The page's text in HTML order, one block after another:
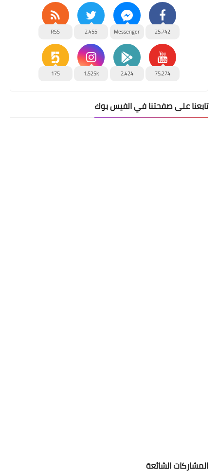
25,742
Messenger
2,455
RSS
75,274
2,424
1,525k
175
تابعنا على صفحتنا في الفيس بوك
المشاركات الشائعة